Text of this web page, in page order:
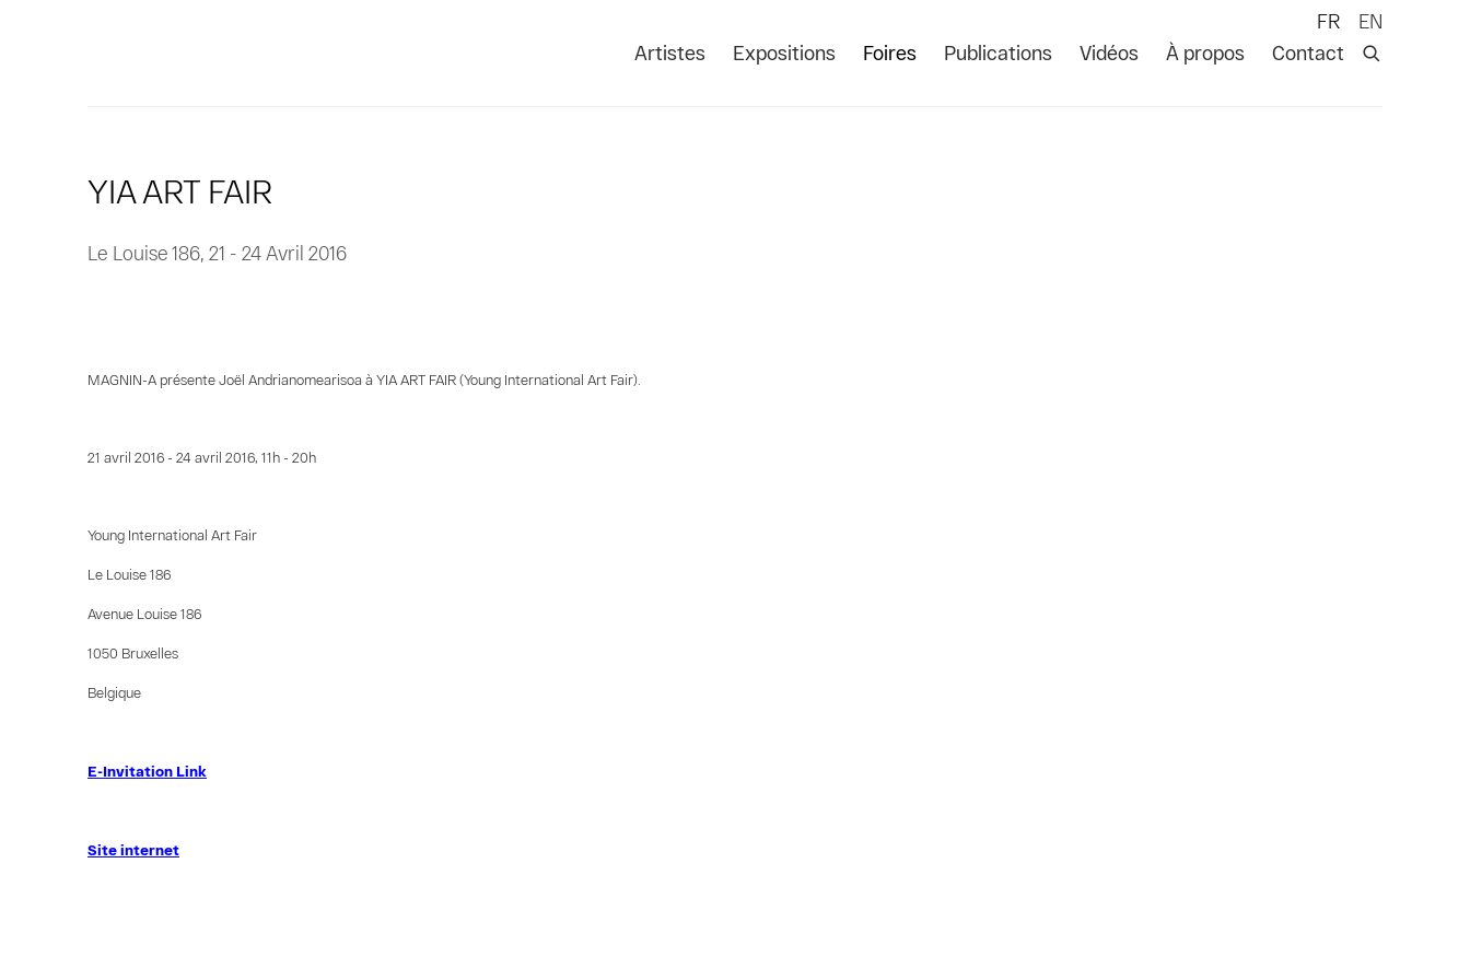
Artistes Expositions Foires Publications Vidéos À propos Contact
FR EN
YIA ART FAIR
Le Louise 186, 21 - 24 Avril 2016
MAGNIN-A présente Joël Andrianomearisoa à YIA ART FAIR (Young International Art Fair).
21 avril 2016 - 24 avril 2016, 11h - 20h
Young International Art Fair
Le Louise 186
Avenue Louise 186
1050 Bruxelles
Belgique
E-Invitation Link
Site internet